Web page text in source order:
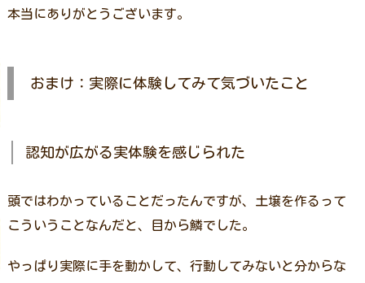
本当にありがとうございます。
おまけ：実際に体験してみて気づいたこと
認知が広がる実体験を感じられた
頭ではわかっていることだったんですが、土壌を作るって
こういうことなんだと、目から鱗でした。
やっぱり実際に手を動かして、行動してみないと分からな